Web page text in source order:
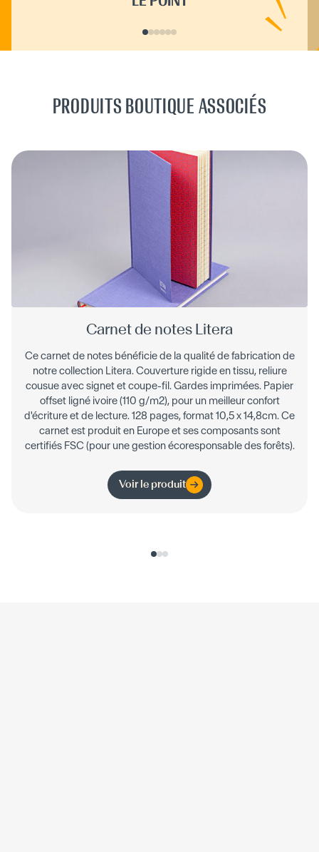
PRODUITS BOUTIQUE ASSOCIÉS
Carnet de notes Litera
Ce carnet de notes bénéficie de la qualité de fabrication de
notre collection Litera. Couverture rigide en tissu, reliure
cousue avec signet et coupe-fil. Gardes imprimées. Papier
offset ligné ivoire (110 g/m2), pour un meilleur confort
d'écriture et de lecture. 128 pages, format 10,5 x 14,8cm. Ce
carnet est produit en Europe et ses composants sont
certifiés FSC (pour une gestion écoresponsable des forêts).
Voir le produit